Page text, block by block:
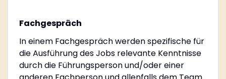
Fachgespräch
In einem Fachgespräch werden spezifische für
die Ausführung des Jobs relevante Kenntnisse
durch die Führungsperson und/oder einer